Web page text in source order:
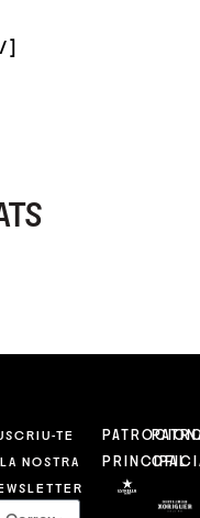
TE
NOSTRA
PRINCIPAL